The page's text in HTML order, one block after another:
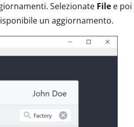
Selezionate File e poi
un aggiornamento.